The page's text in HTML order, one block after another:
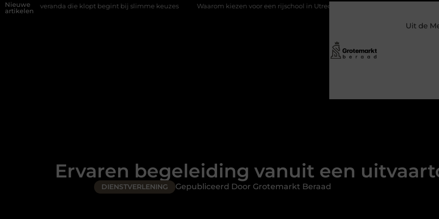
Nieuwe
artikelen
klopt begint bij slimme keuzes Waarom kiezen voor een rijschool in Utrecht? Duurzaamheid verweven in de bedrijfsvoering
Uit de
Ervaren begeleiding vanuit een
DIENSTVERLENING Gepubliceerd Door Grotemarkt Beraad